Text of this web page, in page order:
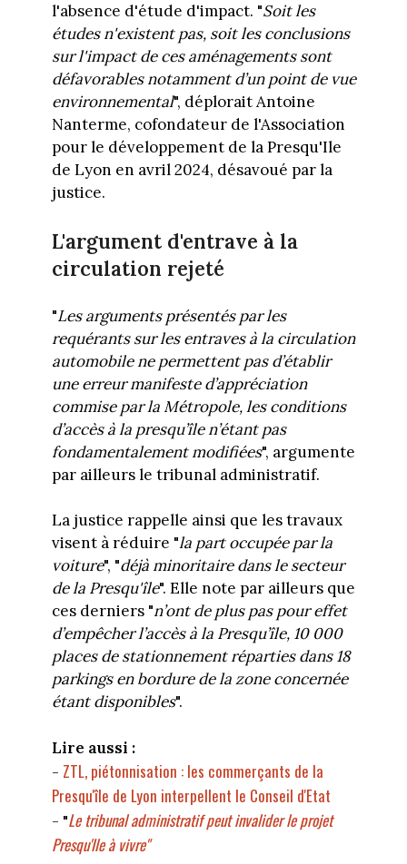
l'absence d'étude d'impact. "Soit les
études n'existent pas, soit les conclusions
sur l'impact de ces aménagements sont
défavorables notamment d’un point de vue
environnemental", déplorait Antoine
Nanterme, cofondateur de l'Association
pour le développement de la Presqu'Ile
de Lyon en avril 2024, désavoué par la
justice.
L'argument d'entrave à la
circulation rejeté
"Les arguments présentés par les
requérants sur les entraves à la circulation
automobile ne permettent pas d’établir
une erreur manifeste d’appréciation
commise par la Métropole, les conditions
d’accès à la presqu’île n’étant pas
fondamentalement modifiées", argumente
par ailleurs le tribunal administratif.
La justice rappelle ainsi que les travaux
visent à réduire "la part occupée par la
voiture", "déjà minoritaire dans le secteur
de la Presqu'île". Elle note par ailleurs que
ces derniers "n’ont de plus pas pour effet
d’empêcher l’accès à la Presqu’île, 10 000
places de stationnement réparties dans 18
parkings en bordure de la zone concernée
étant disponibles".
Lire aussi :
- ZTL, piétonnisation : les commerçants de la
Presqu'île de Lyon interpellent le Conseil d'Etat
- "Le tribunal administratif peut invalider le projet
Presqu'Ile à vivre"